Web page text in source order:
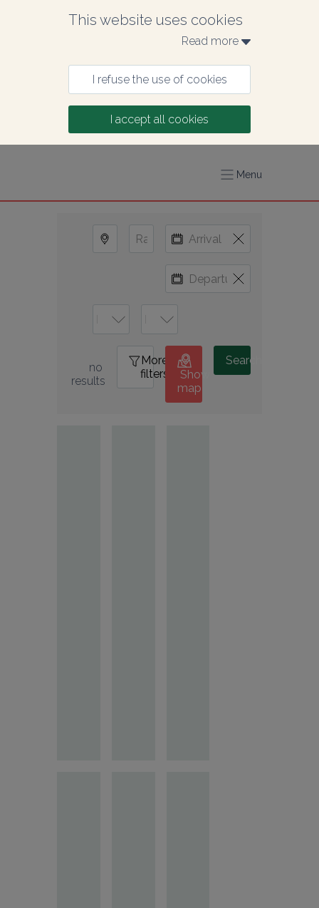
This website uses cookies
Read more
I refuse the use of cookies
I accept all cookies
Menu
no
results
More
filters
Show
map
Search